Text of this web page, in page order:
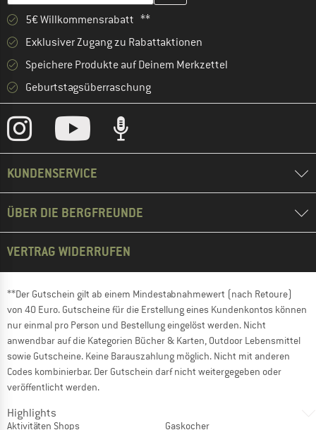
5€ Willkommensrabatt **
Exklusiver Zugang zu Rabattaktionen
Speichere Produkte auf Deinem Merkzettel
Geburtstagsüberraschung
KUNDENSERVICE
ÜBER DIE BERGFREUNDE
VERTRAG WIDERRUFEN
**Der Gutschein gilt ab einem Mindestabnahmewert (nach Retoure)
von 40 Euro. Gutscheine für die Erstellung eines Kundenkontos können
nur einmal pro Person und Bestellung eingelöst werden. Nicht
anwendbar auf die Kategorien Bücher & Karten, Outdoor Lebensmittel
sowie Gutscheine. Keine Barauszahlung möglich. Nicht mit anderen
Codes kombinierbar. Der Gutschein darf nicht weitergegeben oder
veröffentlicht werden.
Highlights
Aktivitäten Shops Gaskocher